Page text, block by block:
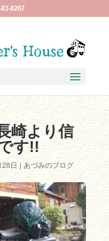
8207
崎より信
す!!
日 | あづみのブログ